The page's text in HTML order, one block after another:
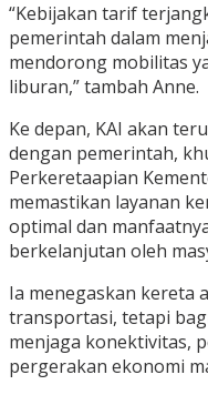
“Kebijakan tarif
pemerintah dalam
mendorong mobilitas
liburan,” tambah Anne.
Ke depan, KAI akan
dengan pemerintah,
Perkeretaapian
memastikan layanan
optimal dan
berkelanjutan oleh
Ia menegaskan kereta
transportasi, tetapi
menjaga konektivitas,
pergerakan ekonomi